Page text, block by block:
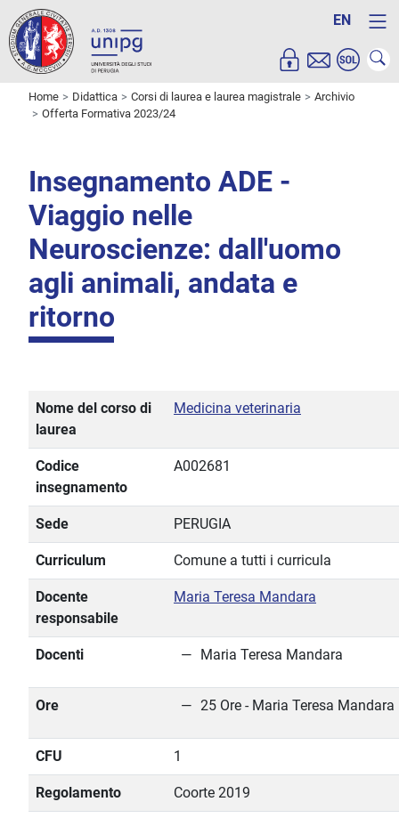
EN
Home Didattica Corsi di laurea e laurea magistrale
Archivio
Offerta Formativa 2023/24
Insegnamento ADE -
Viaggio nelle
Neuroscienze: dall'uomo
agli animali, andata e
ritorno
Nome del corso di
laurea
Medicina veterinaria
Codice
insegnamento
A002681
Sede PERUGIA
Curriculum Comune a tutti i curricula
Docente
responsabile
Maria Teresa Mandara
Docenti Maria Teresa Mandara
Ore 25 Ore - Maria Teresa Mandara
CFU 1
Regolamento Coorte 2019